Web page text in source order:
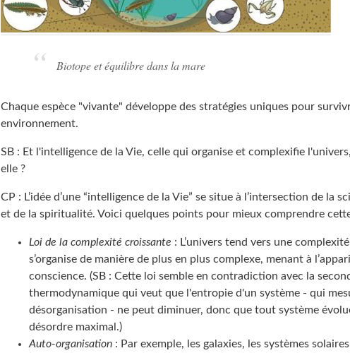
Biotope et équilibre dans la mare
Chaque espèce "vivante" développe des stratégies uniques pour
environnement.
SB : Et l'intelligence de la Vie, celle qui organise et complexifie
elle ?
CP : L’idée d’une “intelligence de la Vie” se situe à l’intersection de la
et de la spiritualité. Voici quelques points pour mieux comprendre
Loi de la complexité croissante : L’univers tend vers une
s’organise de manière de plus en plus complexe, menant à
conscience. (SB : Cette loi semble en contradiction avec la
thermodynamique qui veut que l'entropie d'un système - qui
désorganisation - ne peut diminuer, donc que tout système
désordre maximal.)
Auto-organisation : Par exemple, les galaxies, les systèmes